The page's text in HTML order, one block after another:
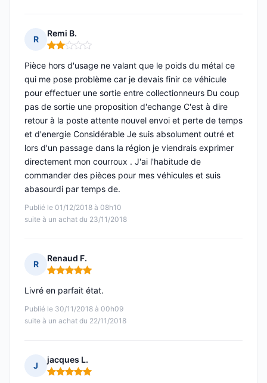
R
Remi B.
Note : 2 sur 5
Publié le 01/12/2018 à 08h10
suite à un achat du 23/11/2018
Pièce hors d'usage ne valant que le poids du métal ce
qui me pose problème car je devais finir ce véhicule
pour effectuer une sortie entre collectionneurs Du coup
pas de sortie une proposition d'echange C'est à dire
retour à la poste attente nouvel envoi et perte de temps
et d'energie Considérable Je suis absolument outré et
lors d'un passage dans la région je viendrais exprimer
directement mon courroux . J'ai l'habitude de
commander des pièces pour mes véhicules et suis
abasourdi par temps de.
R
Renaud F.
Note : 5 sur 5
Publié le 30/11/2018 à 00h09
suite à un achat du 22/11/2018
Livré en parfait état.
J
jacques L.
Note : 5 sur 5